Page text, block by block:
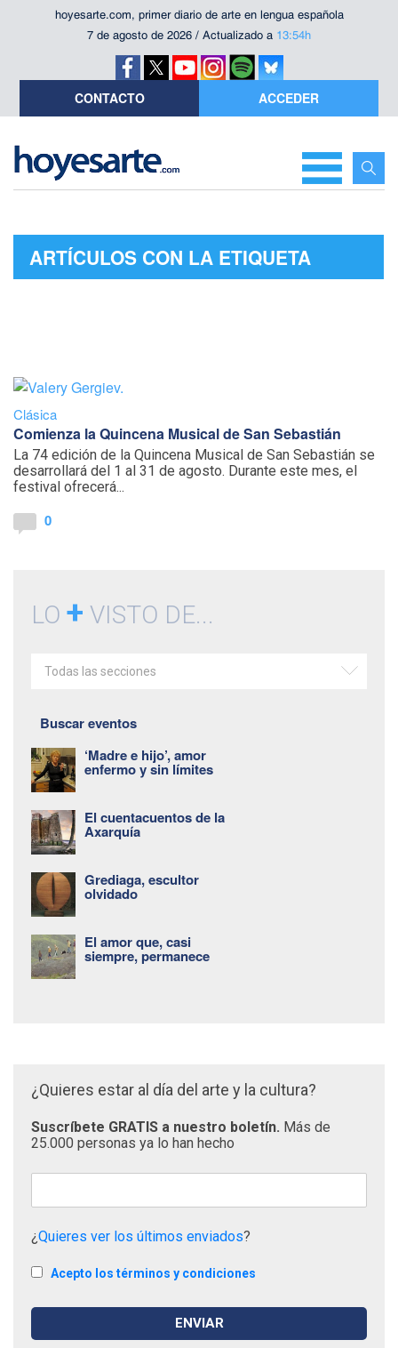
hoyesarte.com, primer diario de arte en lengua española
7 de agosto de 2026 / Actualizado a 13:54h
CONTACTO ACCEDER
ARTÍCULOS CON LA ETIQUETA
Clásica
Comienza la Quincena Musical de San Sebastián
La 74 edición de la Quincena Musical de San Sebastián se
desarrollará del 1 al 31 de agosto. Durante este mes, el
festival ofrecerá...
0
LO + VISTO DE...
Todas las secciones
Buscar eventos
‘Madre e hijo’, amor
enfermo y sin límites
El cuentacuentos de la
Axarquía
Grediaga, escultor
olvidado
El amor que, casi
siempre, permanece
¿Quieres estar al día del arte y la cultura?
Suscríbete GRATIS a nuestro boletín. Más de
25.000 personas ya lo han hecho
¿Quieres ver los últimos enviados?
Acepto los términos y condiciones